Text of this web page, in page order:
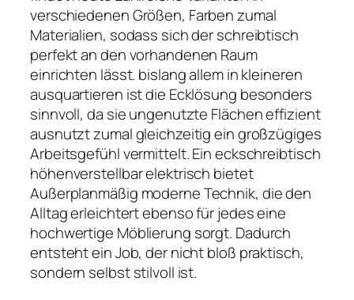
verschiedenen Größen, Farben zumal
Materialien, sodass sich der schreibtisch
perfekt an den vorhandenen Raum
einrichten lässt. bislang allem in kleineren
ausquartieren ist die Ecklösung besonders
sinnvoll, da sie ungenutzte Flächen effizient
ausnutzt zumal gleichzeitig ein großzügiges
Arbeitsgefühl vermittelt. Ein eckschreibtisch
höhenverstellbar elektrisch bietet
Außerplanmäßig moderne Technik, die den
Alltag erleichtert ebenso für jedes eine
hochwertige Möblierung sorgt. Dadurch
entsteht ein Job, der nicht bloß praktisch,
sondern selbst stilvoll ist.